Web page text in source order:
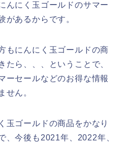
んにく玉ゴールドのサマー
があるからです。
もにんにく玉ゴールドの商
たら、、、ということで、
ーセールなどのお得な情報
せん。
玉ゴールドの商品をかなり
、今後も2021年、2022年、